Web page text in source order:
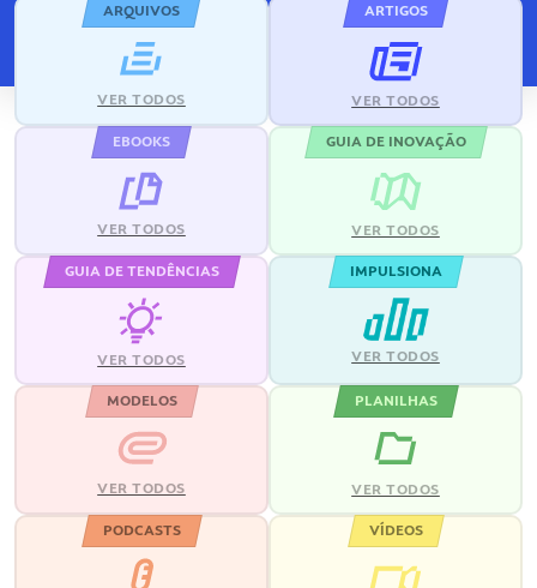
ARQUIVOS
VER TODOS
ARTIGOS
VER TODOS
EBOOKS
VER TODOS
GUIA DE INOVAÇÃO
VER TODOS
GUIA DE TENDÊNCIAS
VER TODOS
IMPULSIONA
VER TODOS
MODELOS
VER TODOS
PLANILHAS
VER TODOS
PODCASTS VÍDEOS